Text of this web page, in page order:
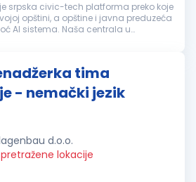
srpska civic-tech platforma preko koje
opštini, a opštine i javna preduzeća
AI sistema. Naša centrala u
tima
- nemački jezik
d.o.o.
lokacije